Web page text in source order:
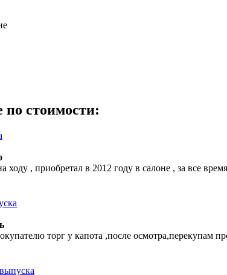
по стоимости:
ходу , приобретал в 2012 году в салоне , за все
торг у капота ,после осмотра,перекупам